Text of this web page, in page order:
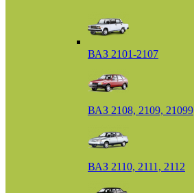
ВАЗ 2101-2107
ВАЗ 2108, 2109, 21099
ВАЗ 2110, 2111, 2112